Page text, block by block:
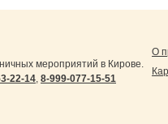
мероприятий в Кирове.
22-14, 8-999-077-15-51
О